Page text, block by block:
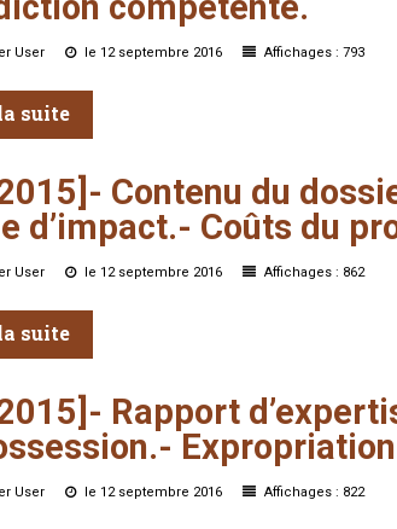
User le 12 septembre 2016 Affichages : 793
suite
Contenu du
d’impact.- Coûts du
User le 12 septembre 2016 Affichages : 862
suite
Rapport
User le 12 septembre 2016 Affichages : 822